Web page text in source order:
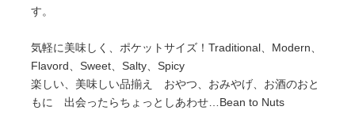
す。
気軽に美味しく、ポケットサイズ！Traditional、Modern、
Flavord、Sweet、Salty、Spicy
楽しい、美味しい品揃え おやつ、おみやげ、お酒のおと
もに 出会ったらちょっとしあわせ…Bean to Nuts